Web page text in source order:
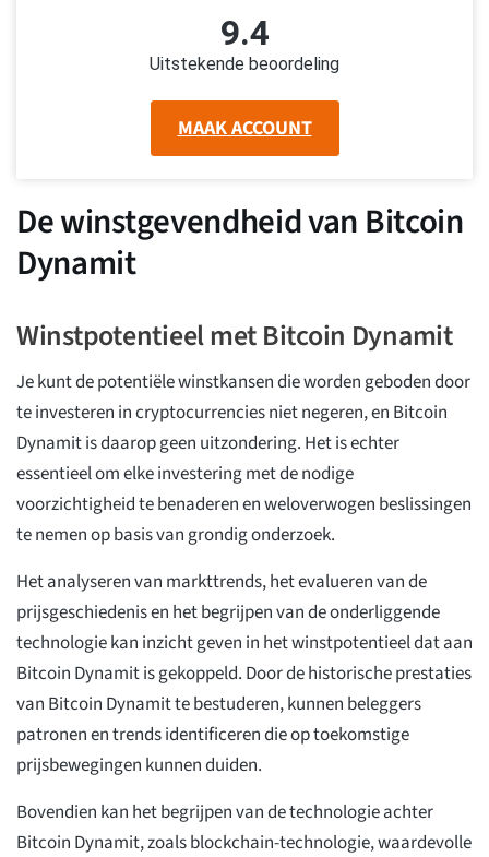
9.4
Uitstekende beoordeling
MAAK ACCOUNT
De winstgevendheid van Bitcoin
Dynamit
Winstpotentieel met Bitcoin Dynamit
Je kunt de potentiële winstkansen die worden geboden door
te investeren in cryptocurrencies niet negeren, en Bitcoin
Dynamit is daarop geen uitzondering. Het is echter
essentieel om elke investering met de nodige
voorzichtigheid te benaderen en weloverwogen beslissingen
te nemen op basis van grondig onderzoek.
Het analyseren van markttrends, het evalueren van de
prijsgeschiedenis en het begrijpen van de onderliggende
technologie kan inzicht geven in het winstpotentieel dat aan
Bitcoin Dynamit is gekoppeld. Door de historische prestaties
van Bitcoin Dynamit te bestuderen, kunnen beleggers
patronen en trends identificeren die op toekomstige
prijsbewegingen kunnen duiden.
Bovendien kan het begrijpen van de technologie achter
Bitcoin Dynamit, zoals blockchain-technologie, waardevolle